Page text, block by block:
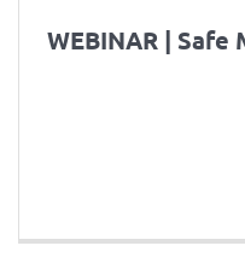
WEBINAR |